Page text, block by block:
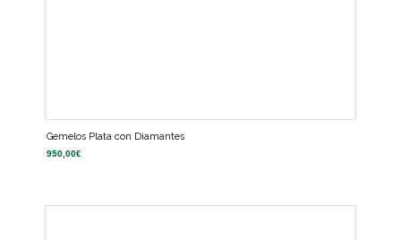
Gemelos Plata con Diamantes
950,00€